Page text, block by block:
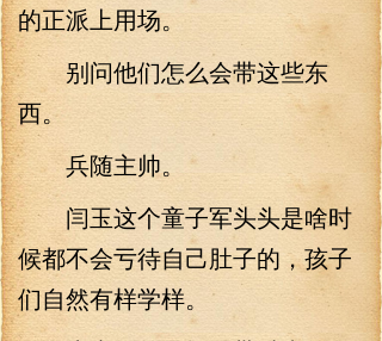
的正派上用场。
别问他们怎么会带这些东
西。
兵随主帅。
闫玉这个童子军头头是啥时
候都不会亏待自己肚子的，孩子
们自然有样学样。